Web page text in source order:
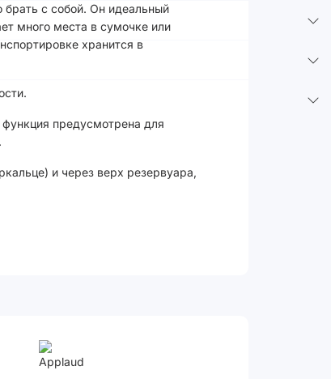
брать с собой. Он идеальный
много места в сумочке или
хранится в
предусмотрена для
и через верх резервуара,